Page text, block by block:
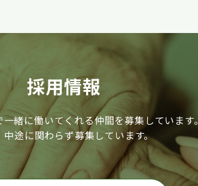
採用情報
一緒に働いてくれる仲間を募集しています
中途に関わらず募集しています。